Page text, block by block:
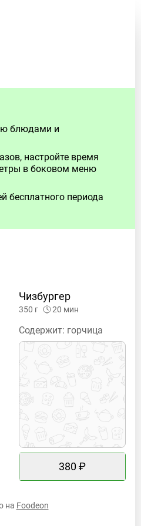
блюдами и
настройте время
в боковом меню
бесплатного периода
Чизбургер
350 г 20 мин
Содержит: горчица
380 ₽
на Foodeon